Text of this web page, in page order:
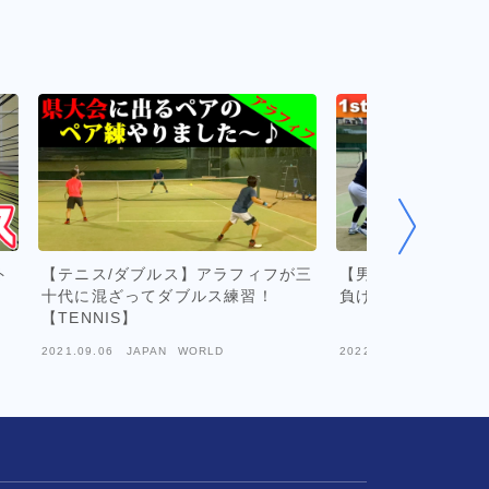
【テニス/ダブルス】アラフィフが三
十代に混ざってダブルス練習！
【TENNIS】
2021.09.06 JAPAN WORLD
【男ダブ/テニス】
負けてられない！(
2022.12.21